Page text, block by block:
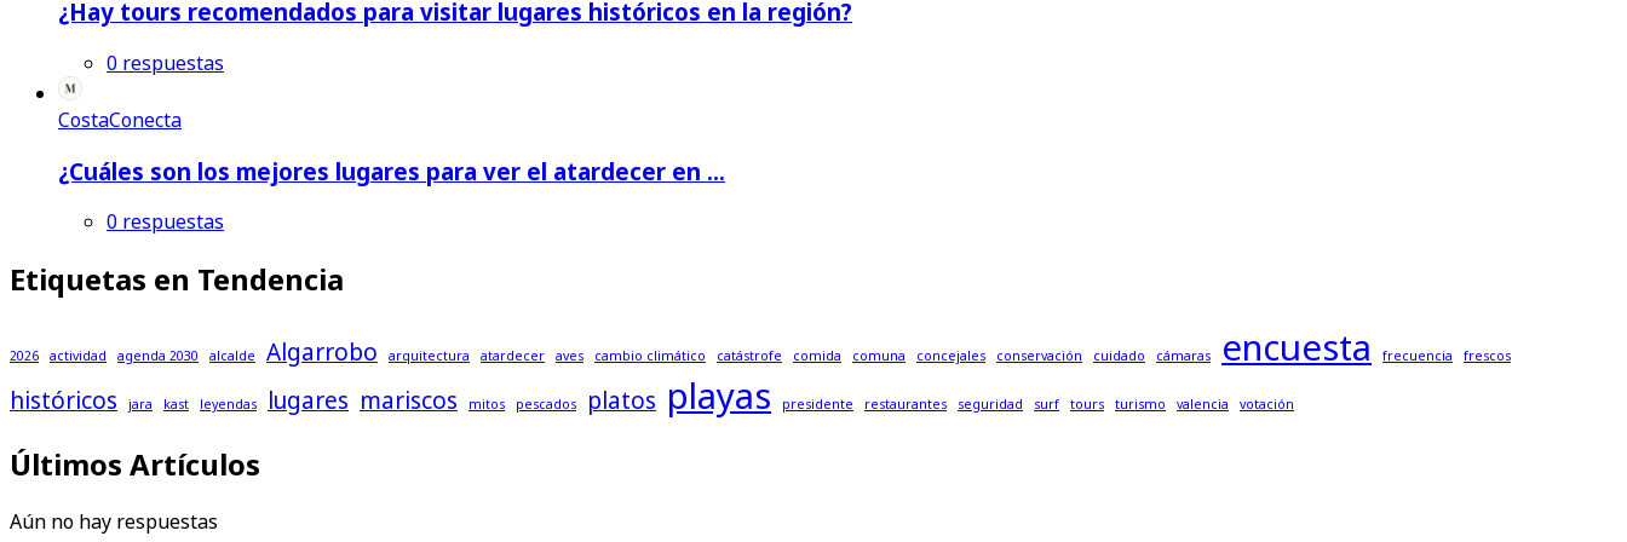
¿Hay tours recomendados para visitar lugares históricos en la región?
0 respuestas
CostaConecta
¿Cuáles son los mejores lugares para ver el atardecer en ...
0 respuestas
Etiquetas en Tendencia
2026 actividad agenda 2030 alcalde Algarrobo arquitectura atardecer aves cambio climático catástrofe comida comuna concejales conservación cuidado cámaras encuesta frecuencia frescos
históricos jara kast leyendas lugares mariscos mitos pescados platos playas presidente restaurantes seguridad surf tours turismo valencia votación
Últimos Artículos
Aún no hay respuestas